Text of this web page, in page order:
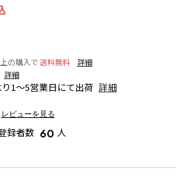
の購入で送料無料
詳細
詳細
1～5営業日にて出荷 詳細
レビューを見る
録者数 60 人